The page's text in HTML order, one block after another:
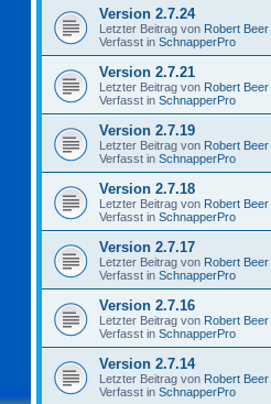
Version 2.7.24
Letzter Beitrag von Robert Beer
Verfasst in SchnapperPro
Version 2.7.21
Letzter Beitrag von Robert Beer
Verfasst in SchnapperPro
Version 2.7.19
Letzter Beitrag von Robert Beer
Verfasst in SchnapperPro
Version 2.7.18
Letzter Beitrag von Robert Beer
Verfasst in SchnapperPro
Version 2.7.17
Letzter Beitrag von Robert Beer
Verfasst in SchnapperPro
Version 2.7.16
Letzter Beitrag von Robert Beer
Verfasst in SchnapperPro
Version 2.7.14
Letzter Beitrag von Robert Beer
Verfasst in SchnapperPro